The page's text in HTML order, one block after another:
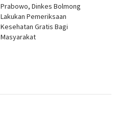
Prabowo, Dinkes Bolmong
Lakukan Pemeriksaan
Kesehatan Gratis Bagi
Masyarakat